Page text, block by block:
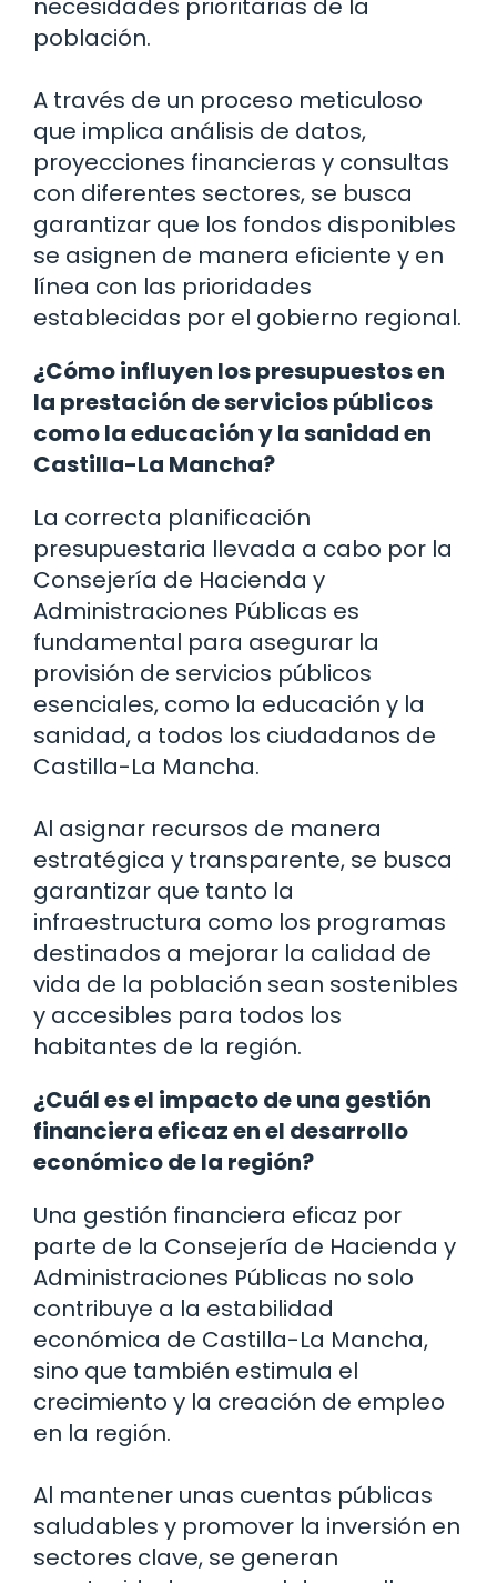
necesidades prioritarias de la
población.
A través de un proceso meticuloso
que implica análisis de datos,
proyecciones financieras y consultas
con diferentes sectores, se busca
garantizar que los fondos disponibles
se asignen de manera eficiente y en
línea con las prioridades
establecidas por el gobierno regional.
¿Cómo influyen los presupuestos en
la prestación de servicios públicos
como la educación y la sanidad en
Castilla-La Mancha?
La correcta planificación
presupuestaria llevada a cabo por la
Consejería de Hacienda y
Administraciones Públicas es
fundamental para asegurar la
provisión de servicios públicos
esenciales, como la educación y la
sanidad, a todos los ciudadanos de
Castilla-La Mancha.
Al asignar recursos de manera
estratégica y transparente, se busca
garantizar que tanto la
infraestructura como los programas
destinados a mejorar la calidad de
vida de la población sean sostenibles
y accesibles para todos los
habitantes de la región.
¿Cuál es el impacto de una gestión
financiera eficaz en el desarrollo
económico de la región?
Una gestión financiera eficaz por
parte de la Consejería de Hacienda y
Administraciones Públicas no solo
contribuye a la estabilidad
económica de Castilla-La Mancha,
sino que también estimula el
crecimiento y la creación de empleo
en la región.
Al mantener unas cuentas públicas
saludables y promover la inversión en
sectores clave, se generan